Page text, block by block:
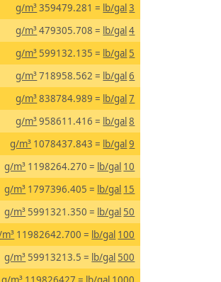
lb/gal
= 359479.281
g/m³
lb/gal
= 479305.708
g/m³
lb/gal
= 599132.135
g/m³
lb/gal
= 718958.562
g/m³
lb/gal
= 838784.989
g/m³
lb/gal
= 958611.416
g/m³
lb/gal
= 1078437.843
g/m³
10
lb/gal
= 1198264.270
g/m³
15
lb/gal
= 1797396.405
g/m³
50
lb/gal
= 5991321.350
g/m³
100
lb/gal
= 11982642.700
g/m³
500
lb/gal
= 59913213.5
g/m³